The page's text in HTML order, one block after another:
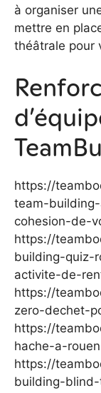
à organiser
mettre en
théâtrale pour
https://
team-
cohesion-de-
https://
building-quiz-
activite-de-
https://
zero-dechet-
https://
hache-a-
https://
building-